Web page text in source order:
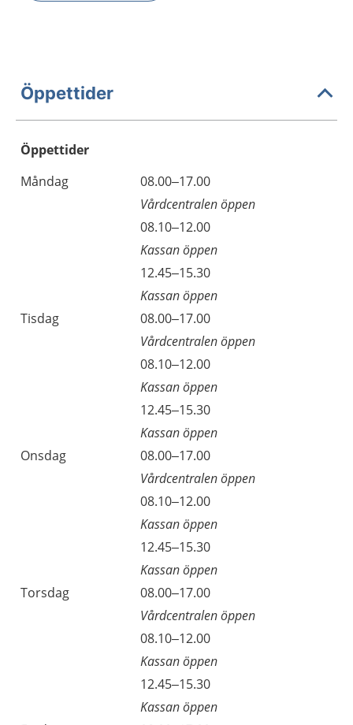
Öppettider
Öppettider
Dag
Öppettider
Kommentarer
Måndag
08.00–17.00
Vårdcentralen öppen
08.10–12.00
Kassan öppen
12.45–15.30
Kassan öppen
Tisdag
08.00–17.00
Vårdcentralen öppen
08.10–12.00
Kassan öppen
12.45–15.30
Kassan öppen
Onsdag
08.00–17.00
Vårdcentralen öppen
08.10–12.00
Kassan öppen
12.45–15.30
Kassan öppen
Torsdag
08.00–17.00
Vårdcentralen öppen
08.10–12.00
Kassan öppen
12.45–15.30
Kassan öppen